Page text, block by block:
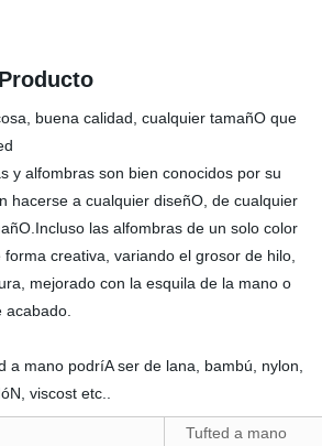
buena calidad, cualquier tamañO que
y alfombras son bien conocidos por su
hacerse a cualquier diseñO, de cualquier
las alfombras de un solo color
creativa, variando el grosor de hilo,
mejorado con la esquila de la mano o
a mano podríA ser de lana, bambú, nylon,
viscost etc..
Tufted a mano